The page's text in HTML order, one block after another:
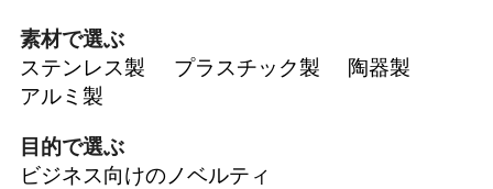
素材で選ぶ
ステンレス製
プラスチック製
陶器製
アルミ製
目的で選ぶ
ビジネス向けのノベルティ